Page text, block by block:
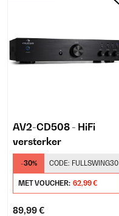
AV2-CD508 - HiFi
versterker
-30% CODE: FULLSWING30
MET VOUCHER: 62,99 €
89,99 €